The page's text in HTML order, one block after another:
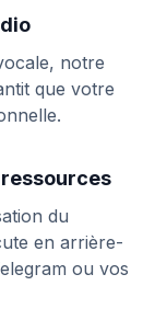
notre
que votre
du
en arrière-
ou vos